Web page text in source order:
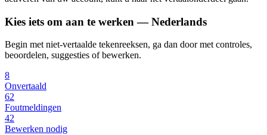
Kies iets om aan te werken — Nederlands
Begin met niet-vertaalde tekenreeksen, ga dan door met controles,
beoordelen, suggesties of bewerken.
8
Onvertaald
62
Foutmeldingen
42
Bewerken nodig